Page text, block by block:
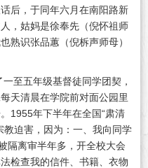
后，于同年六月在南阳路新
，姑妈是徐奉先（倪怀祖师
熟识张品蕙（倪柝声师母）
至五年级基督徒同学团契，
天清晨在学院前对面公园里
1955年下半年在全国“肃清
教迫害，因为：一、我向同学
隔离审半年多，开全校大会
检查我的信件、书籍、衣物